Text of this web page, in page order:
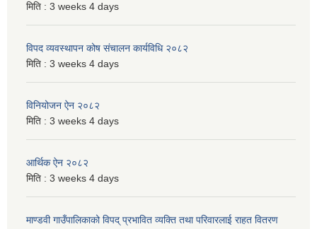
मिति : 3 weeks 4 days
विपद व्यवस्थापन कोष संचालन कार्यविधि २०८२
मिति : 3 weeks 4 days
विनियोजन ऐन २०८२
मिति : 3 weeks 4 days
आर्थिक ऐन २०८२
मिति : 3 weeks 4 days
माण्डवी गाउँपालिकाको विपद् प्रभावित व्यक्ति तथा परिवारलाई राहत वितरण